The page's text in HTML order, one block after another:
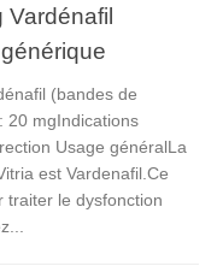
Vardénafil
(bandes de
20 mgIndications
Usage généralLa
est Vardenafil.Ce
traiter le dysfonction